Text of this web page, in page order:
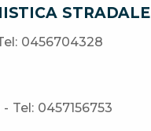
STRADALE
0456704328
Tel: 0457156753